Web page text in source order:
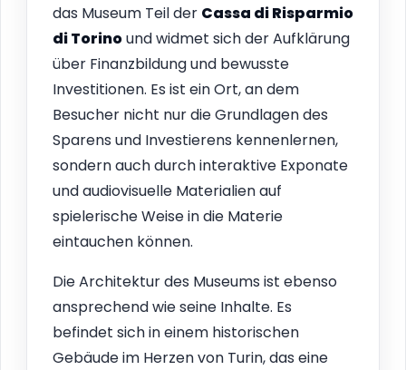
das Museum Teil der Cassa di Risparmio
di Torinound widmet sich der Aufklärung
über Finanzbildung und bewusste
Investitionen. Es ist ein Ort, an dem
Besucher nicht nur die Grundlagen des
Sparens und Investierens kennenlernen,
sondern auch durch interaktive Exponate
und audiovisuelle Materialien auf
spielerische Weise in die Materie
eintauchen können.
Die Architektur des Museums ist ebenso
ansprechend wie seine Inhalte. Es
befindet sich in einem historischen
Gebäude im Herzen von Turin, das eine